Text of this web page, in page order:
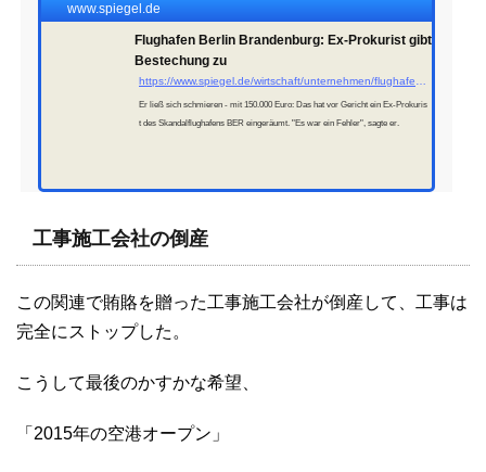
www.spiegel.de
Flughafen Berlin Brandenburg: Ex-Prokurist gibt
Bestechung zu
Er ließ sich schmieren - mit 150.000 Euro: Das hat vor Gericht ein Ex-Prokuris
t des Skandalflughafens BER eingeräumt. "Es war ein Fehler", sagte er.
工事施工会社の倒産
この関連で賄賂を贈った工事施工会社が倒産して、工事は
完全にストップした。
こうして最後のかすかな希望、
「2015年の空港オープン」